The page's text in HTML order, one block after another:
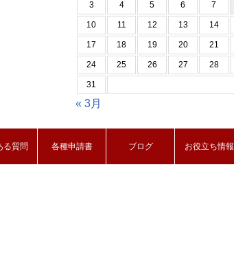
3 4 5 6 7
10 11 12 13 14
17 18 19 20 21
24 25 26 27 28
31
« 3月
る質問 各種申請書 ブログ お役立ち情報